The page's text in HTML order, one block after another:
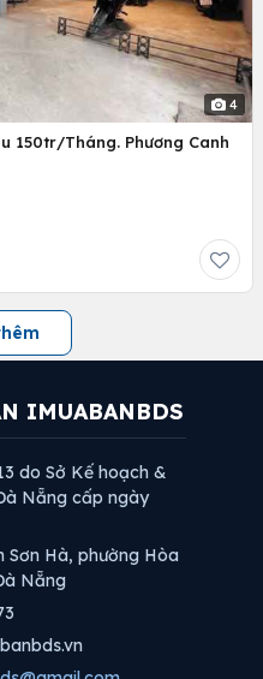
4
150tr/Tháng. Phương Canh
IMUABANBDS
do Sở Kế hoạch &
Nẵng cấp ngày
Sơn Hà, phường Hòa
Nẵng